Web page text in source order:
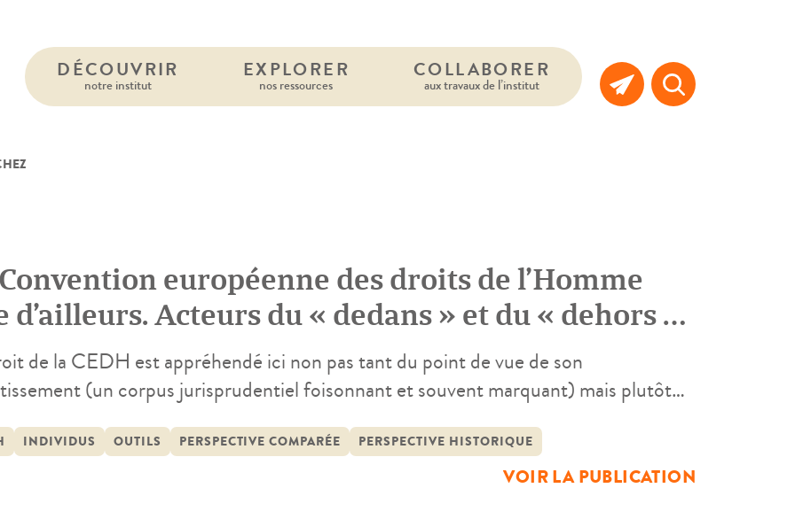
DÉCOUVRIR
notre institut
EXPLORER
nos ressources
COLLABORER
aux travaux de l’institut
européenne des droits de l’Homme
d’ailleurs. Acteurs du « dedans » et du « dehors »
la promotion d’une norme de référence
de la CEDH est appréhendé ici non pas tant du point de vue de son
(un corpus jurisprudentiel foisonnant et souvent marquant) mais plutôt
par une prémisse théorique précise : le refus de toute ontologisation du […]
INDIVIDUS OUTILS PERSPECTIVE COMPARÉE PERSPECTIVE HISTORIQUE
VOIR LA PUBLICATION